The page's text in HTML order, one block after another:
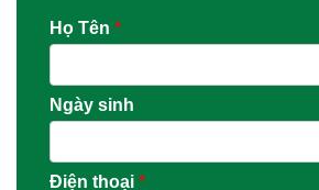
Họ Tên *
Ngày sinh
Điện thoại *